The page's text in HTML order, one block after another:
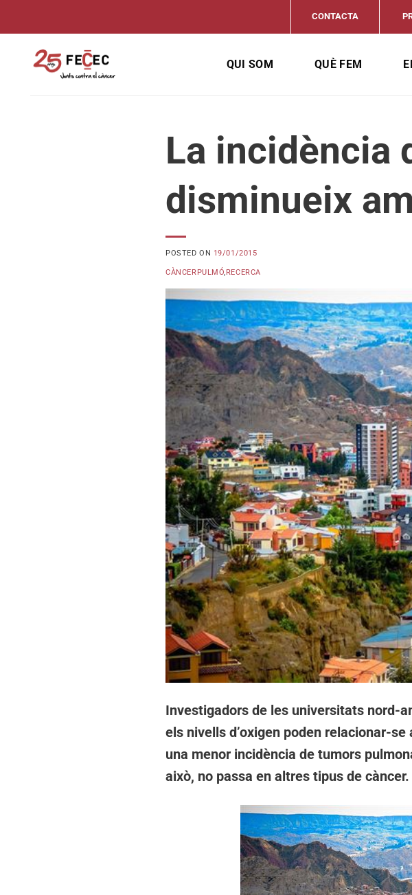
CONTACTA
QUI SOM QUÈ FEM
La incidència
disminueix
POSTED ON 19/01/2015
CÀNCERPULMÓ,RECERCA
Investigadors de les universitats nord-
els nivells d’oxigen poden relacionar-
una menor incidència de tumors
això, no passa en altres tipus de càncer.